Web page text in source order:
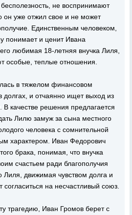
не воспринимают
он уже отжил свое и не может
Единственным человеком,
понимает и ценит Ивана
любимая 18-летняя внучка Лиля,
особые, теплые отношения.
в тяжелом финансовом
долгах, и отчаянно ищет выход из
качестве решения предлагается
Лилю замуж за сына местного
человека с сомнительной
характером. Иван Федорович
брака, понимая, что внучка
счастьем ради благополучия
Лиля, движимая чувством долга и
на несчастливый союз.
трагедию, Иван Громов берет с